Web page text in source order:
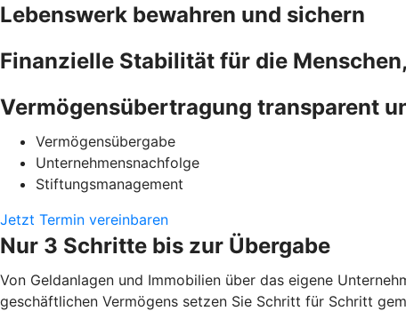
Lebenswerk bewahren und sichern
Finanzielle Stabilität für die
Vermögensübertragung transparent
Vermögensübergabe
Unternehmensnachfolge
Stiftungsmanagement
Jetzt Termin vereinbaren
Nur 3 Schritte bis zur Übergabe
Von Geldanlagen und Immobilien über das eigene
geschäftlichen Vermögens setzen Sie Schritt für Schritt